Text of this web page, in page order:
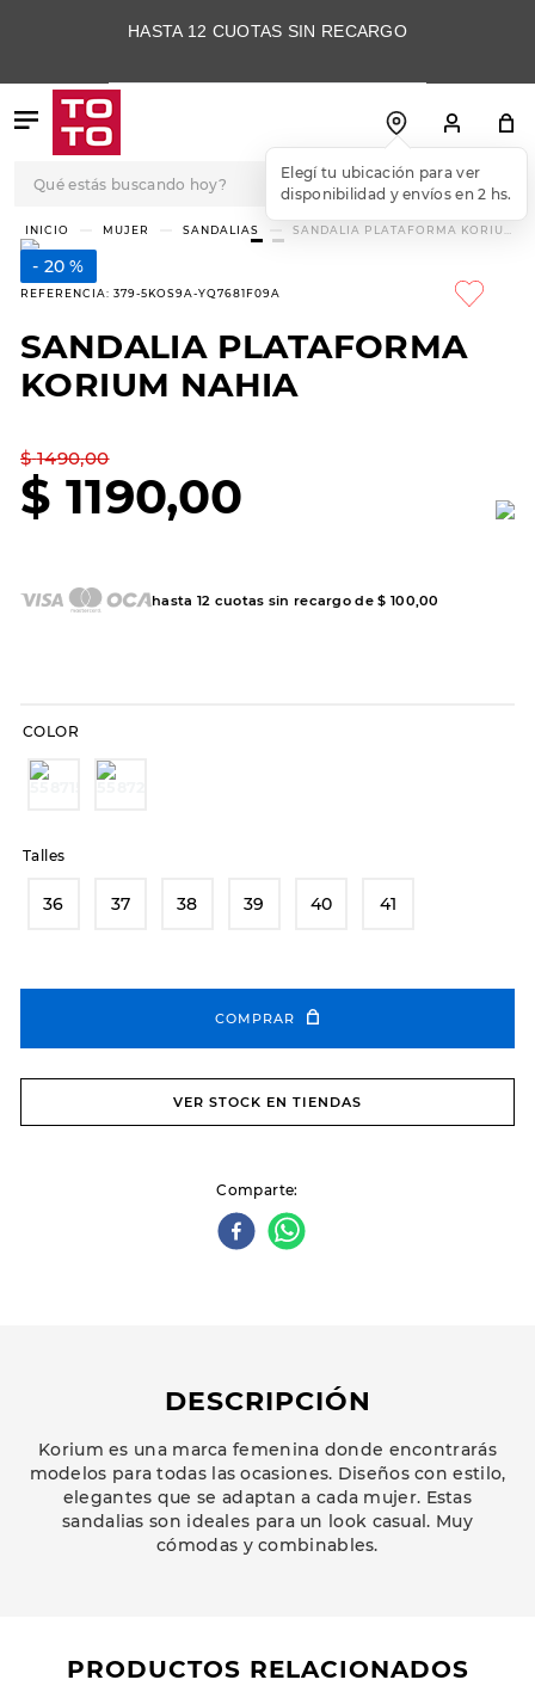
HASTA 12 CUOTAS SIN RECARGO
MUJER SANDALIAS
SANDALIA PLATAFORMA KORIUM
20 %
REFERENCIA: 379-5KOS9A-YQ7681F09A
SANDALIA PLATAFORMA
KORIUM NAHIA
$ 1490,00
$ 1190,00
hasta 12 cuotas sin recargo de$ 100 ,00
COLOR
Talles
36 37 38 39 40 41
COMPRAR
VER STOCK EN TIENDAS
Comparte
DESCRIPCIÓN
Korium es una marca femenina donde encontrarás
modelos para todas las ocasiones. Diseños con estilo,
elegantes que se adaptan a cada mujer. Estas
sandalias son ideales para un look casual. Muy
cómodas y combinables.
PRODUCTOS RELACIONADOS
TÉRMINOS MÁS
BUSCADOS
3.